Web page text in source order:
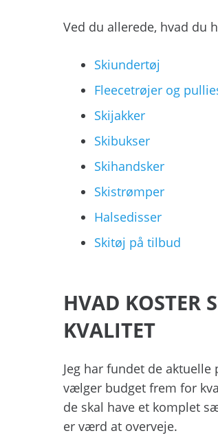
Ved du allerede, hvad du
Skiundertøj
Fleecetrøjer og
Skijakker
Skibukser
Skihandsker
Skistrømper
Halsedisser
Skitøj på tilbud
HVAD KOSTER
KVALITET
Jeg har fundet de
vælger budget frem for
de skal have et komplet
er værd at overveje.